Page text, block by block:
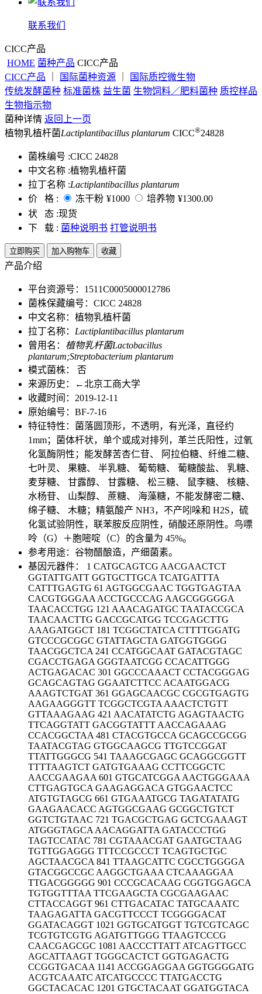
联系我们
CICC产品
HOME 菌种产品 CICC产品
CICC产品
国际菌种资源
国际质控微生物
传统发酵菌种 标准菌株 益生菌 生物饲料／肥料菌种 质控样品
生物指示物
菌种详情 返回上一页
植物乳植杆菌Lactiplantibacillus plantarum CICC®24828
菌株编号 :CICC 24828
中文名称 :植物乳植杆菌
拉丁名称 :Lactiplantibacillus plantarum
价 格 :
冻干粉 ¥1000 培养物 ¥1300.00
状 态 :现货
下 载 : 菌种说明书 打管说明书
立即购买 加入购物车 收藏
产品介绍
平台资源号：1511C0005000012786
菌株保藏编号：CICC 24828
中文名称：植物乳植杆菌
拉丁名称： Lactiplantibacillus plantarum
曾用名： 植物乳杆菌Lactobacillus
plantarum;Streptobacterium plantarum
模式菌株： 否
来源历史：←北京工商大学
收藏时间：2019-12-11
原始编号：BF-7-16
特征特性：菌落圆顶形，不透明，有光泽，直径约
1mm；菌体杆状，单个或成对排列，革兰氏阳性，过氧
化氢酶阴性；能发酵苦杏仁苷、 阿拉伯糖、纤维二糖、
七叶灵、 果糖、 半乳糖、 葡萄糖、 葡糖酸盐、 乳糖、
麦芽糖、 甘露醇、 甘露糖、 松三糖、 鼠李糖、 核糖、
水杨苷、 山梨醇、 蔗糖、 海藻糖，不能发酵密二糖、
绵子糖、 木糖；精氨酸产 NH3，不产吲哚和 H2S，硫
化氢试验阴性，联苯胺反应阴性，硝酸还原阴性。鸟嘌
呤（G）＋胞嘧啶（C）的含量为 45%。
参考用途：谷物醋酿造，产细菌素。
基因元器件： 1 CATGCAGTCG AACGAACTCT
GGTATTGATT GGTGCTTGCA TCATGATTTA
CATTTGAGTG 61 AGTGGCGAAC TGGTGAGTAA
CACGTGGGAA ACCTGCCCAG AAGCGGGGGA
TAACACCTGG 121 AAACAGATGC TAATACCGCA
TAACAACTTG GACCGCATGG TCCGAGCTTG
AAAGATGGCT 181 TCGGCTATCA CTTTTGGATG
GTCCCGCGGC GTATTAGCTA GATGGTGGGG
TAACGGCTCA 241 CCATGGCAAT GATACGTAGC
CGACCTGAGA GGGTAATCGG CCACATTGGG
ACTGAGACAC 301 GGCCCAAACT CCTACGGGAG
GCAGCAGTAG GGAATCTTCC ACAATGGACG
AAAGTCTGAT 361 GGAGCAACGC CGCGTGAGTG
AAGAAGGGTT TCGGCTCGTA AAACTCTGTT
GTTAAAGAAG 421 AACATATCTG AGAGTAACTG
TTCAGGTATT GACGGTATTT AACCAGAAAG
CCACGGCTAA 481 CTACGTGCCA GCAGCCGCGG
TAATACGTAG GTGGCAAGCG TTGTCCGGAT
TTATTGGGCG 541 TAAAGCGAGC GCAGGCGGTT
TTTTAAGTCT GATGTGAAAG CCTTCGGCTC
AACCGAAGAA 601 GTGCATCGGA AACTGGGAAA
CTTGAGTGCA GAAGAGGACA GTGGAACTCC
ATGTGTAGCG 661 GTGAAATGCG TAGATATATG
GAAGAACACC AGTGGCGAAG GCGGCTGTCT
GGTCTGTAAC 721 TGACGCTGAG GCTCGAAAGT
ATGGGTAGCA AACAGGATTA GATACCCTGG
TAGTCCATAC 781 CGTAAACGAT GAATGCTAAG
TGTTGGAGGG TTTCCGCCCT TCAGTGCTGC
AGCTAACGCA 841 TTAAGCATTC CGCCTGGGGA
GTACGGCCGC AAGGCTGAAA CTCAAAGGAA
TTGACGGGGG 901 CCCGCACAAG CGGTGGAGCA
TGTGGTTTAA TTCGAAGCTA CGCGAAGAAC
CTTACCAGGT 961 CTTGACATAC TATGCAAATC
TAAGAGATTA GACGTTCCCT TCGGGGACAT
GGATACAGGT 1021 GGTGCATGGT TGTCGTCAGC
TCGTGTCGTG AGATGTTGGG TTAAGTCCCG
CAACGAGCGC 1081 AACCCTTATT ATCAGTTGCC
AGCATTAAGT TGGGCACTCT GGTGAGACTG
CCGGTGACAA 1141 ACCGGAGGAA GGTGGGGATG
ACGTCAAATC ATCATGCCCC TTATGACCTG
GGCTACACAC 1201 GTGCTACAAT GGATGGTACA